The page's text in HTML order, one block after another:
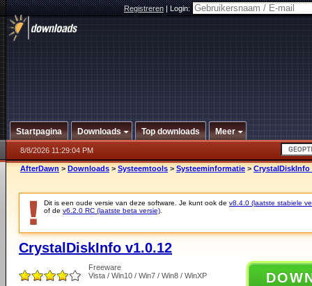
Registreren|Login:
Startpagina Downloads Top downloads Meer
8/8/2026 11:29:04 PM
AfterDawn > Downloads > Systeemtools > Systeeminformatie > CrystalDiskInfo
Dit is een oude versie van deze software. Je kunt ook de v8.4.0 (laatste stabiele
of de v6.2.0 RC (laatste beta versie)
CrystalDiskInfo v1.0.12
Freeware
Vista / Win10 / Win7 / Win8 / WinXP